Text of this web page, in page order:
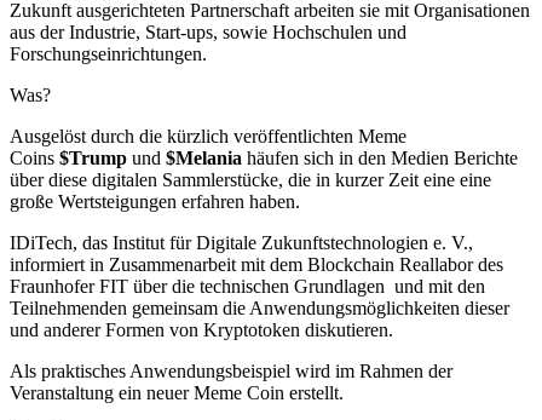
Zukunft ausgerichteten Partnerschaft arbeiten sie mit Organisationen
aus der Industrie, Start-ups, sowie Hochschulen und
Forschungseinrichtungen.
Was?
Ausgelöst durch die kürzlich veröffentlichten Meme
Coins $Trump und $Melania häufen sich in den Medien Berichte
über diese digitalen Sammlerstücke, die in kurzer Zeit eine eine
große Wertsteigungen erfahren haben.
IDiTech, das Institut für Digitale Zukunftstechnologien e. V.,
informiert in Zusammenarbeit mit dem Blockchain Reallabor des
Fraunhofer FIT über die technischen Grundlagen und mit den
Teilnehmenden gemeinsam die Anwendungsmöglichkeiten dieser
und anderer Formen von Kryptotoken diskutieren.
Als praktisches Anwendungsbeispiel wird im Rahmen der
Veranstaltung ein neuer Meme Coin erstellt.